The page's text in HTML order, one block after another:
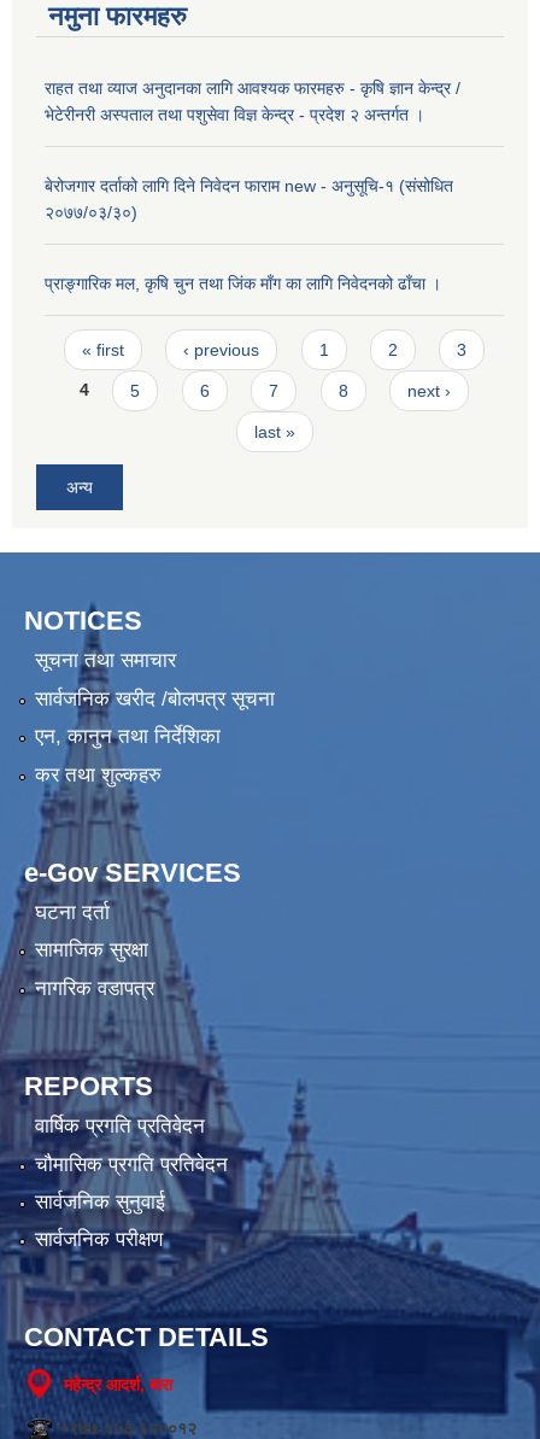
नमुना फारमहरु
राहत तथा व्याज अनुदानका लागि आवश्यक फारमहरु - कृषि ज्ञान केन्द्र /
भेटेरीनरी अस्पताल तथा पशुसेवा विज्ञ केन्द्र - प्रदेश २ अन्तर्गत ।
बेरोजगार दर्ताको लागि दिने निवेदन फाराम new - अनुसूचि-१ (संसोधित
२०७७/०३/३०)
प्राङ्गारिक मल, कृषि चुन तथा जिंक माँग का लागि निवेदनको ढाँचा ।
Pages
« first ‹ previous 1 2 3
4 5 6 7 8 next ›
last »
अन्य
NOTICES
सूचना तथा समाचार
सार्वजनिक खरीद /बोलपत्र सूचना
एन, कानुन तथा निर्देशिका
कर तथा शुल्कहरु
e-Gov SERVICES
घटना दर्ता
सामाजिक सुरक्षा
नागरिक वडापत्र
REPORTS
वार्षिक प्रगति प्रतिवेदन
चौमासिक प्रगति प्रतिवेदन
सार्वजनिक सुनुवाई
सार्वजनिक परीक्षण
CONTACT DETAILS
महेन्द्र आदर्श, बारा
+९७७-०५३-६२००१२